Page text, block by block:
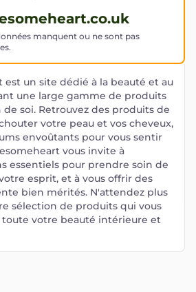
manquent ou ne sont pas
est un site dédié à la beauté et au
une large gamme de produits
soi. Retrouvez des produits de
votre peau et vos cheveux,
envoûtants pour vous sentir
vous invite à
essentiels pour prendre soin de
esprit, et à vous offrir des
bien mérités. N'attendez plus
sélection de produits qui vous
votre beauté intérieure et